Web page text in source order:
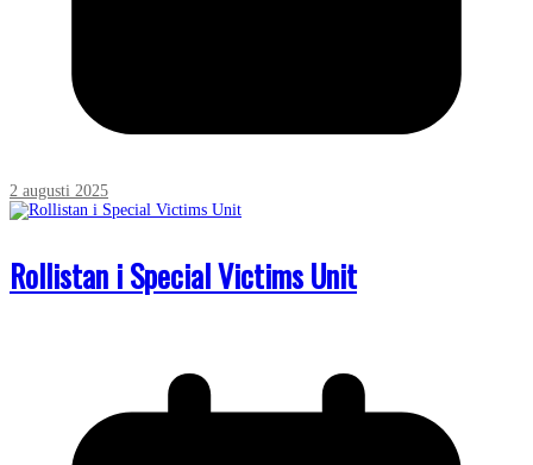
2 augusti 2025
Rollistan i Special Victims Unit